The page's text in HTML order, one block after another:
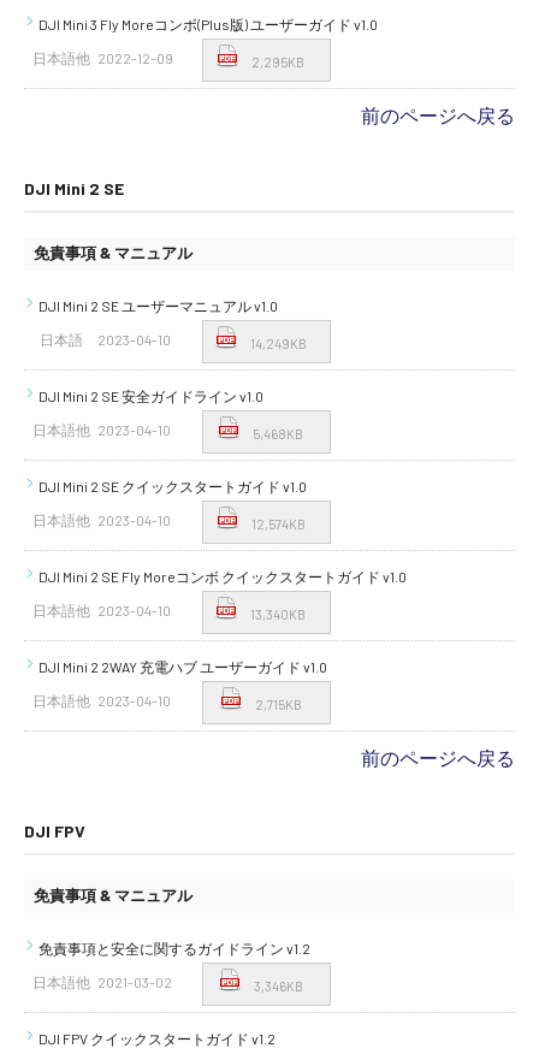
DJI Mini 3 Fly Moreコンボ(Plus版) ユーザーガイド v1.0
日本語他 2022-12-09 2,295KB
前のページへ戻る
DJI Mini 2 SE
免責事項 & マニュアル
DJI Mini 2 SE ユーザーマニュアル v1.0
日本語
2023-04-10 14,249KB
DJI Mini 2 SE 安全ガイドライン v1.0
日本語他 2023-04-10 5,468KB
DJI Mini 2 SE クイックスタートガイド v1.0
日本語他 2023-04-10 12,574KB
DJI Mini 2 SE Fly Moreコンボ クイックスタートガイド v1.0
日本語他 2023-04-10 13,340KB
DJI Mini 2 2WAY 充電ハブ ユーザーガイド v1.0
日本語他 2023-04-10 2,715KB
前のページへ戻る
DJI FPV
免責事項 & マニュアル
免責事項と安全に関するガイドライン v1.2
日本語他 2021-03-02 3,346KB
DJI FPV クイックスタートガイド v1.2